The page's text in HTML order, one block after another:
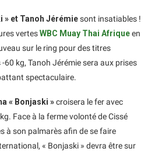
» et Tanoh Jérémiesont insatiables !
vertesWBC Muay Thai Afriqueen
sur le ring pour des titres
60 kg, Tanoh Jérémie sera aux prises
spectaculaire.
« Bonjaski »croisera le fer avec
Face à la ferme volonté de Cissé
à son palmarès afin de se faire
« Bonjaski » devra être sur